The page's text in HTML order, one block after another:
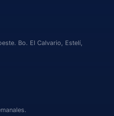
Bo. El Calvario, Estelí,